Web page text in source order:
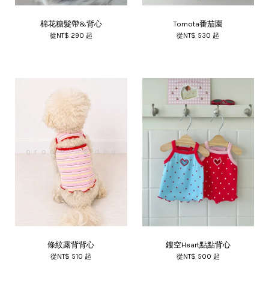
棉花糖髮帶&背心
從NT$ 290 起
Tomota番茄園
從NT$ 530起
條紋露背背心
從NT$ 510起
鏤空Heart點點背心
從NT$ 500 起